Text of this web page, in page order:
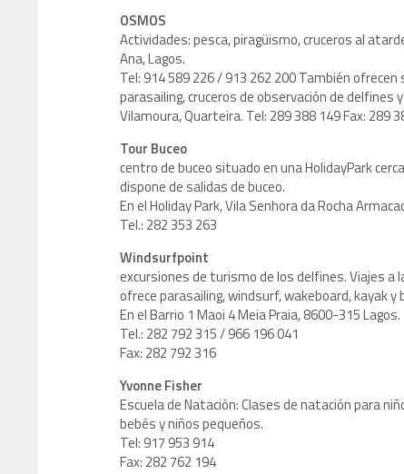
OSMOS
Actividades: pesca, piragüismo, cruceros al
Ana, Lagos.
Tel: 914 589 226 / 913 262 200 También
parasailing, cruceros de observación de
Vilamoura, Quarteira. Tel: 289 388 149 Fax: 289
Tour Buceo
centro de buceo situado en una HolidayPark
dispone de salidas de buceo.
En el Holiday Park, Vila Senhora da Rocha
Tel.: 282 353 263
Windsurfpoint
excursiones de turismo de los delfines. Viajes a
ofrece parasailing, windsurf, wakeboard, kayak y
En el Barrio 1 Maoi 4 Meia Praia, 8600-315 Lagos.
Tel.: 282 792 315 / 966 196 041
Fax: 282 792 316
Yvonne Fisher
Escuela de Natación: Clases de natación para
bebés y niños pequeños.
Tel: 917 953 914
Fax: 282 762 194